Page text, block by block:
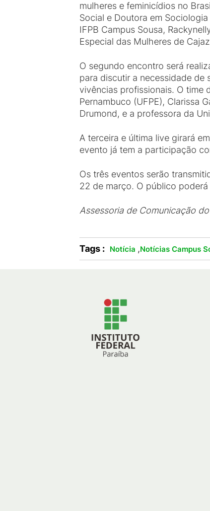
mulheres e feminicídios no
Social e Doutora em
IFPB Campus Sousa,
Especial das Mulheres de
O segundo encontro será
para discutir a necessidade de
vivências profissionais. O time
Pernambuco (UFPE), Clarissa
Drumond, e a professora da
A terceira e última live girará
evento já tem a participação
Os três eventos serão
22 de março. O público
Assessoria de Comunicação
Tags : Notícia ,Notícias Campus